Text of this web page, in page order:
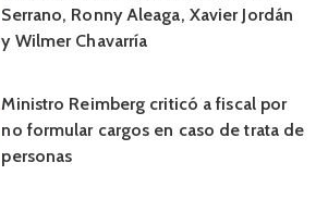
Serrano, Ronny Aleaga, Xavier Jordán
y Wilmer Chavarría
Ministro Reimberg criticó a fiscal por
no formular cargos en caso de trata de
personas